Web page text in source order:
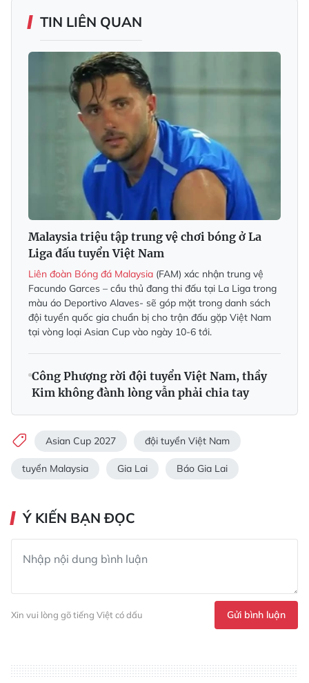
TIN LIÊN QUAN
Malaysia triệu tập trung vệ chơi bóng ở La
Liga đấu tuyển Việt Nam
Liên đoàn Bóng đá Malaysia (FAM) xác nhận trung vệ
Facundo Garces – cầu thủ đang thi đấu tại La Liga trong
màu áo Deportivo Alaves- sẽ góp mặt trong danh sách
đội tuyển quốc gia chuẩn bị cho trận đấu gặp Việt Nam
tại vòng loại Asian Cup vào ngày 10-6 tới.
Công Phượng rời đội tuyển Việt Nam, thầy
Kim không đành lòng vẫn phải chia tay
Asian Cup 2027 đội tuyển Việt Nam
tuyển Malaysia Gia Lai Báo Gia Lai
Ý KIẾN BẠN ĐỌC
Xin vui lòng gõ tiếng Việt có dấu Gửi bình luận